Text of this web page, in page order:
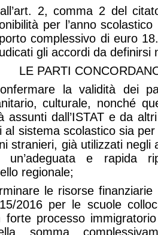
2, comma 2 del
per l’anno
complessivo di euro
gli accordi da definirsi
LE PARTI
la validità dei
culturale, nonché
assunti dall’ISTAT e da
al sistema scolastico sia
stranieri, già utilizzati negli
un’adeguata e rapida
regionale;
le risorse finanziarie a
2016 per le scuole
forte processo
somma